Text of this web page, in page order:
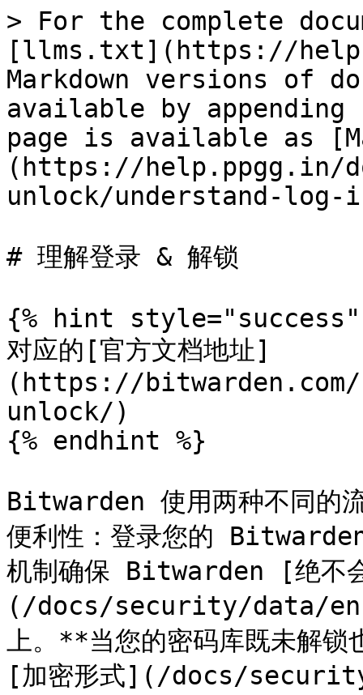
> For the complete
[llms.txt](https://
Markdown versions of
available by
page is available as
(https://help.ppgg.in/
unlock/understand-log-
# 理解登录 & 解锁
{% hint style="success"
对应的[官方文档地址]
(https://
unlock/)
{% endhint %}
Bitwarden 使用两种不同的
便利性：登录您的
机制确保 Bitwarden [绝不
(/docs/security/data/
上。**当您的密码库既未解
[加密形式](/docs/